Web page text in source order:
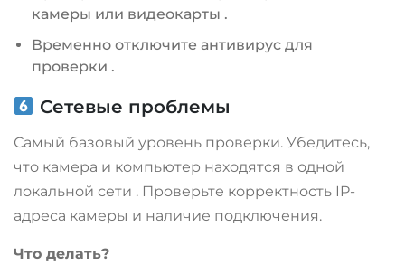
камеры или видеокарты .
Временно отключите антивирус для
проверки .
Сетевые проблемы
Самый базовый уровень проверки. Убедитесь,
что камера и компьютер находятся в одной
локальной сети . Проверьте корректность IP-
адреса камеры и наличие подключения.
Что делать?